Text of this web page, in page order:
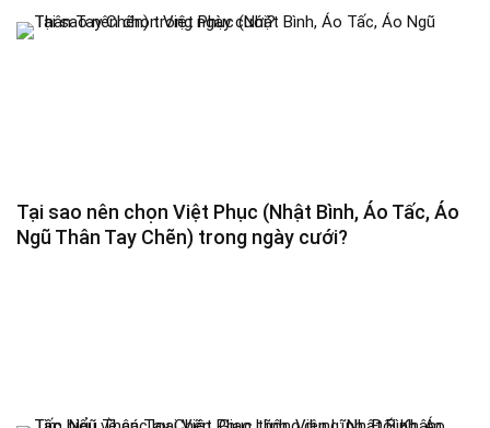
Tại sao nên chọn Việt Phục (Nhật Bình, Áo Tấc, Áo
Ngũ Thân Tay Chẽn) trong ngày cưới?